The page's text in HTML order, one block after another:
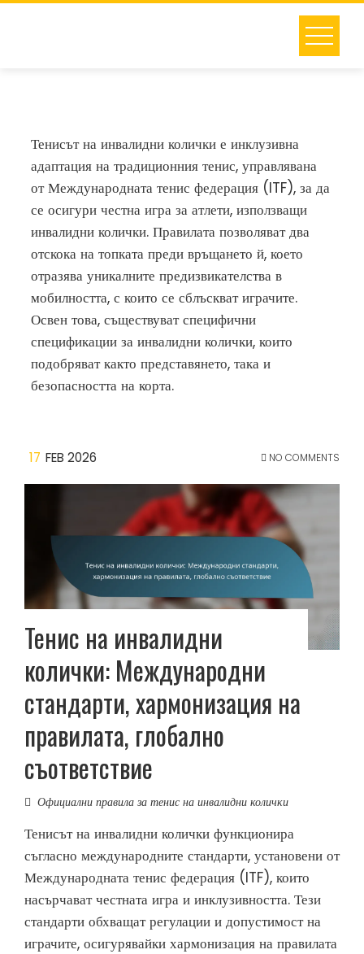
Skip
Тенисът на инвалидни колички е инклузивна
адаптация на традиционния тенис, управлявана
от Международната тенис федерация (ITF), за да
се осигури честна игра за атлети, използващи
инвалидни колички. Правилата позволяват два
отскока на топката преди връщането й, което
отразява уникалните предизвикателства в
мобилността, с които се сблъскват играчите.
Освен това, съществуват специфични
спецификации за инвалидни колички, които
подобряват както представянето, така и
безопасността на корта.
17 FEB 2026 NO COMMENTS
Тенис на инвалидни
колички: Международни
стандарти, хармонизация на
правилата, глобално
съответствие
Официални правила за тенис на инвалидни колички
Тенисът на инвалидни колички функционира
съгласно международните стандарти, установени от
Международната тенис федерация (ITF), които
насърчават честната игра и инклузивността. Тези
стандарти обхващат регулации и допустимост на
играчите, осигурявайки хармонизация на правилата